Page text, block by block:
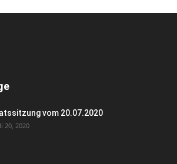
vom 20.07.2020
20, 2020